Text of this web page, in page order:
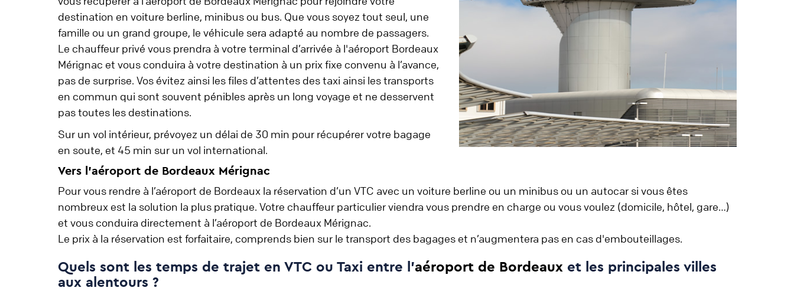
destination en voiture berline, minibus ou bus. Que vous soyez tout seul, une
famille ou un grand groupe, le véhicule sera adapté au nombre de passagers.
Le chauffeur privé vous prendra à votre terminal d’arrivée à l'aéroport Bordeaux
Mérignac et vous conduira à votre destination à un prix fixe convenu à l’avance,
pas de surprise. Vos évitez ainsi les files d’attentes des taxi ainsi les transports
en commun qui sont souvent pénibles après un long voyage et ne desservent
pas toutes les destinations.
Sur un vol intérieur, prévoyez un délai de 30 min pour récupérer votre bagage
en soute, et 45 min sur un vol international.
Vers l'aéroport de Bordeaux Mérignac
Pour vous rendre à l’aéroport de Bordeaux la réservation d’un VTC avec un voiture berline ou un minibus ou un autocar si vous êtes
nombreux est la solution la plus pratique. Votre chauffeur particulier viendra vous prendre en charge ou vous voulez (domicile, hôtel, gare…)
et vous conduira directement à l’aéroport de Bordeaux Mérignac.
Le prix à la réservation est forfaitaire, comprends bien sur le transport des bagages et n’augmentera pas en cas d'embouteillages.
Quels sont les temps de trajet en VTC ou Taxi entre l'aéroport de Bordeaux et les principales villes
aux alentours ?